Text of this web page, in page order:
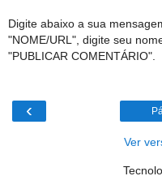
Digite abaixo a sua
"NOME/URL", digite seu
"PUBLICAR COMENTÁRIO".
‹
Ver